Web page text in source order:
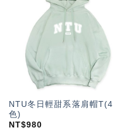
NTU冬日輕甜系落肩帽T(4
色)
NT$980